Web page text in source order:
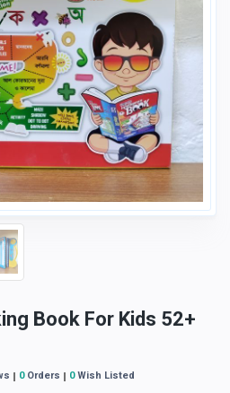
Book For Kids 52+
0Orders 0Wish Listed